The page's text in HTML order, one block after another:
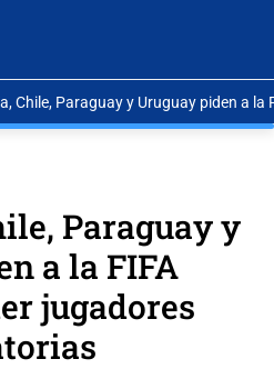
Chile, Paraguay y Uruguay piden a
Paraguay y
a la FIFA
jugadores